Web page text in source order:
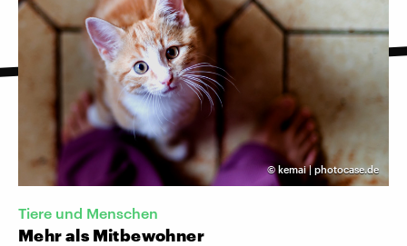
© kemai | photocase.de
Tiere und Menschen
Mehr als Mitbewohner